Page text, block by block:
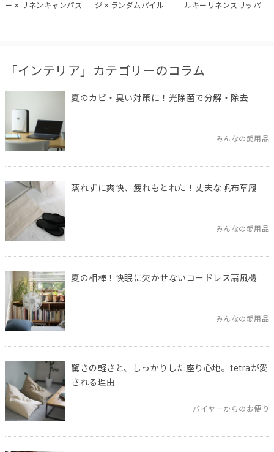
ー × リネンキャンパス
ジ × ランダムパイル
ルキーリネンスリッパ
「インテリア」カテゴリーのコラム
夏のカビ・臭い対策に！光除菌で分解・除去
みんなの愛用品
蒸れずに爽快、疲れもとれた！丈夫な帆布草履
みんなの愛用品
夏の相棒！快眠に欠かせないコードレス扇風機
みんなの愛用品
驚きの軽さと、しっかりした座り心地。tetraが愛
される理由
バイヤーからのお便り